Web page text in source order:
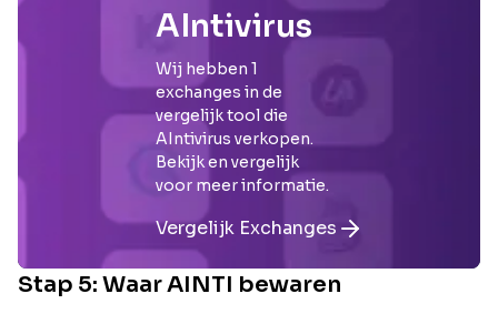
AIntivirus
Wij hebben 1
exchanges in de
vergelijk tool die
AIntivirus verkopen.
Bekijk en vergelijk
voor meer informatie.
Vergelijk Exchanges
Stap 5: WaarAINTI bewaren